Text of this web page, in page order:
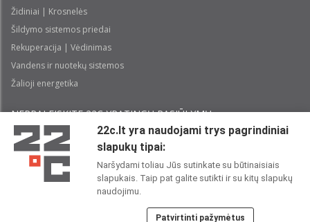
Židiniai | Krosnelės
Šildymo sistemos priedai
Rekuperacija | Vėdinimas
Vandens ir nuotekų sistemos
Žalioji energetika
NEPRALEISKITE 22С YPATINGŲ PASIŪLYMŲ:
Perskaičiau ir sutinku su 22CPrivatumo politika
22c.lt yra naudojami trys pagrindiniai
slapukų tipai:
Naršydami toliau Jūs sutinkate su būtinaisiais
slapukais. Taip pat galite sutikti ir su kitų slapukų
naudojimu.
Patvirtinti pažymėtus